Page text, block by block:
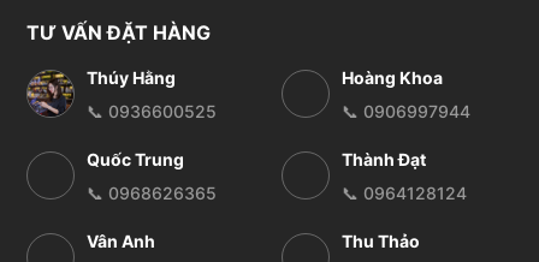
TƯ VẤN ĐẶT HÀNG
Thúy Hằng
📞 0936600525
Hoàng Khoa
📞 0906997944
Quốc Trung
📞 0968626365
Thành Đạt
📞 0964128124
Vân Anh Thu Thảo